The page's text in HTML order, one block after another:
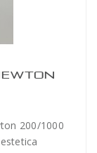
200/1000